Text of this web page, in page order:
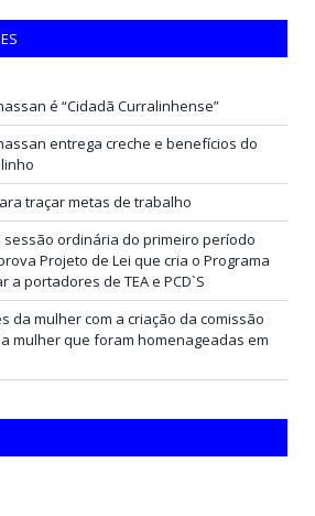
é “Cidadã Curralinhense”
entrega creche e benefícios do
traçar metas de trabalho
sessão ordinária do primeiro período
Projeto de Lei que cria o Programa
a portadores de TEA e PCD`S
da mulher com a criação da comissão
mulher que foram homenageadas em